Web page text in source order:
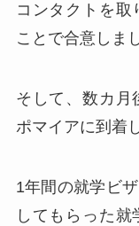
コンタクトを取
ことで合意しま
そして、数カ月
ポマイアに到着
1年間の就学ビ
してもらった